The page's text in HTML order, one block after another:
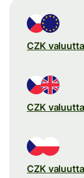
CZK
CZK
CZK